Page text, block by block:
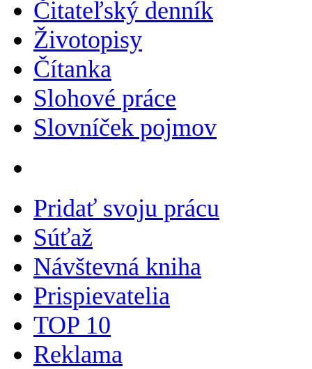
Čitateľský denník
Životopisy
Čítanka
Slohové práce
Slovníček pojmov
Pridať svoju prácu
Súťaž
Návštevná kniha
Prispievatelia
TOP 10
Reklama